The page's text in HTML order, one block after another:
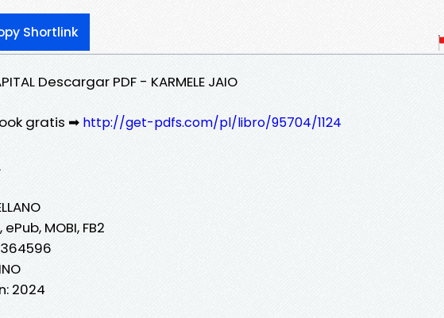
Shortlink
Descargar PDF - KARMELE JAIO
gratis ➡ http://get-pdfs.com/pl/libro/95704/1124
MOBI, FB2
2024